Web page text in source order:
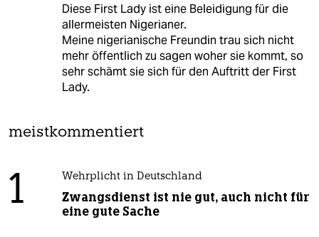
Diese First Lady ist eine Beleidigung für die
allermeisten Nigerianer.
Meine nigerianische Freundin trau sich nicht
mehr öffentlich zu sagen woher sie kommt, so
sehr schämt sie sich für den Auftritt der First
Lady.
meistkommentiert
1 Wehrplicht in Deutschland
Zwangsdienst ist nie gut, auch nicht für
eine gute Sache